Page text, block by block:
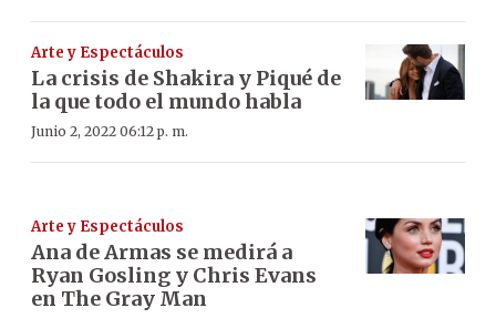
Arte y Espectáculos
La crisis de Shakira y Piqué de
la que todo el mundo habla
Junio 2, 2022 06:12 p. m.
Arte y Espectáculos
Ana de Armas se medirá a
Ryan Gosling y Chris Evans
en The Gray Man